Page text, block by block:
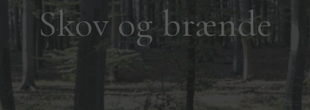
Skov og brænde